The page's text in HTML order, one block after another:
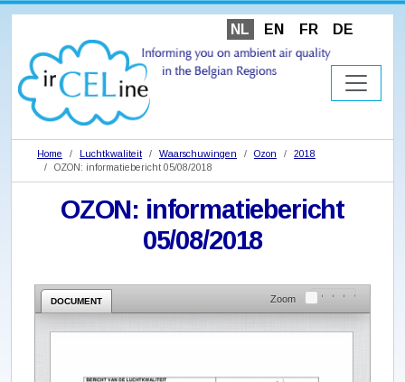
NL EN FR DE
Home Luchtkwaliteit Waarschuwingen Ozon
2018
OZON: informatiebericht 05/08/2018
OZON: informatiebericht
05/08/2018
DOCUMENT Zoom